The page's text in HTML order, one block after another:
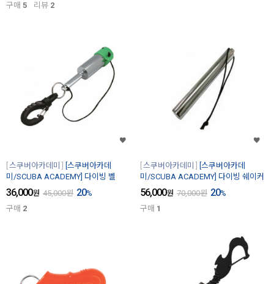
구매 5 리뷰 2
스쿠버아카데미
[스쿠버아카데
미/SCUBA ACADEMY] 다이빙 벨
36,000원 45,000원 20%
구매 2
스쿠버아카데미
[스쿠버아카데
미/SCUBA ACADEMY] 다이빙 쉐이커
56,000원 70,000원 20%
구매 1